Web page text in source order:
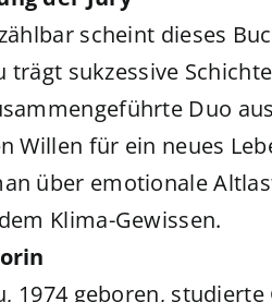
scheint dieses
trägt sukzessive
Duo
Willen für ein neues
über emotionale
Klima-Gewissen.
1974 geboren,